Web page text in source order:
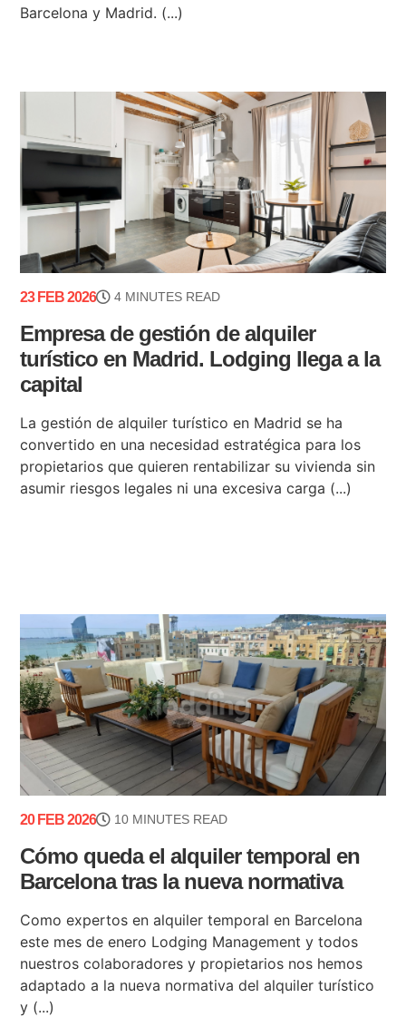
Barcelona y Madrid. (...)
23 FEB 2026 4 MINUTES READ
Empresa de gestión de alquiler
turístico en Madrid. Lodging llega a la
capital
La gestión de alquiler turístico en Madrid se ha
convertido en una necesidad estratégica para los
propietarios que quieren rentabilizar su vivienda sin
asumir riesgos legales ni una excesiva carga (...)
20 FEB 2026 10 MINUTES READ
Cómo queda el alquiler temporal en
Barcelona tras la nueva normativa
Como expertos en alquiler temporal en Barcelona
este mes de enero Lodging Management y todos
nuestros colaboradores y propietarios nos hemos
adaptado a la nueva normativa del alquiler turístico
y (...)